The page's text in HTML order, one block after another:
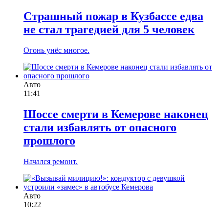
Страшный пожар в Кузбассе едва
не стал трагедией для 5 человек
Огонь унёс многое.
Авто
11:41
Шоссе смерти в Кемерове наконец
стали избавлять от опасного
прошлого
Начался ремонт.
Авто
10:22